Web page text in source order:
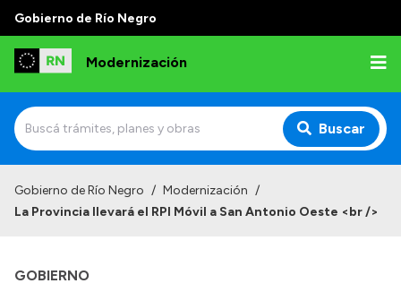
Gobierno de Río Negro
Modernización
Buscar
Gobierno de Río Negro / Modernización /
La Provincia llevará el RPI Móvil a San Antonio Oeste <br />
GOBIERNO